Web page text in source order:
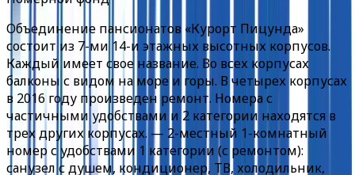
Объединение пансионатов «Курорт Пицунда»
состоит из 7-ми 14-и этажных высотных корпусов.
Каждый имеет свое название. Во всех корпусах
балконы с видом на море и горы. В четырех корпусах
в 2016 году произведен ремонт. Номера с
частичными удобствами и 2 категории находятся в
трех других корпусах. — 2-местный 1-комнатный
номер с удобствами 1 категории (с ремонтом):
санузел с душем, кондиционер, ТВ, холодильник,